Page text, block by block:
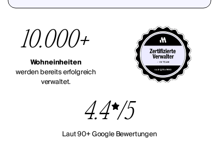
10.000+
Wohneinheiten
werden bereits erfolgreich
verwaltet.
4.4 /5
Laut 90+ Google Bewertungen